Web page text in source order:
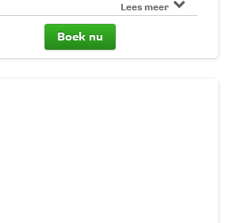
dan verzamel je collectibles
je een schat kunt vinden. Zijn
ultieme ontdekkingsreizigers van
activiteit is voor alle
Lees meer
Boek nu